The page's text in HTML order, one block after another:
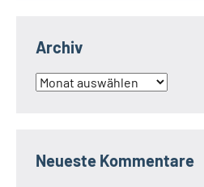
Archiv
Archiv
Neueste Kommentare